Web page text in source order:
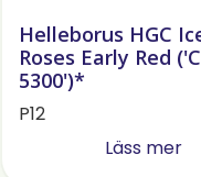
Helleborus HGC
Roses Early Red
5300')*
P12
Läss mer